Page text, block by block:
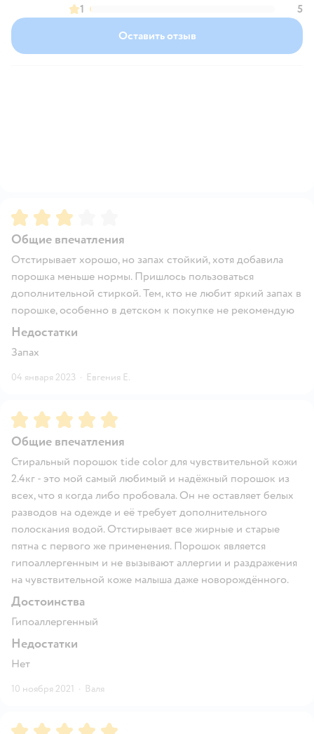
1
5
Оставить отзыв
Рейтинг:3
Общие впечатления
Отстирывает хорошо, но запах стойкий, хотя добавила
порошка меньше нормы. Пришлось пользоваться
дополнительной стиркой. Тем, кто не любит яркий запах в
порошке, особенно в детском к покупке не рекомендую
Недостатки
Запах
04 января 2023 · Евгения Е.
Рейтинг:5
Общие впечатления
Стиральный порошок tide color для чувствительной кожи
2.4кг - это мой самый любимый и надёжный порошок из
всех, что я когда либо пробовала. Он не оставляет белых
разводов на одежде и её требует дополнительного
полоскания водой. Отстирывает все жирные и старые
пятна с первого же применения. Порошок является
гипоаллергенным и не вызывают аллергии и раздражения
на чувствительной коже малыша даже новорождённого.
Достоинства
Гипоаллергенный
Недостатки
Нет
10 ноября 2021 · Валя
Рейтинг:5